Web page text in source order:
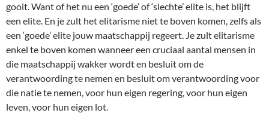
gooit. Want of het nu een ‘goede’ of ‘slechte’ elite is, het blijft
een elite. En je zult het elitarisme niet te boven komen, zelfs als
een ‘goede’ elite jouw maatschappij regeert. Je zult elitarisme
enkel te boven komen wanneer een cruciaal aantal mensen in
die maatschappij wakker wordt en besluit om de
verantwoording te nemen en besluit om verantwoording voor
die natie te nemen, voor hun eigen regering, voor hun eigen
leven, voor hun eigen lot.